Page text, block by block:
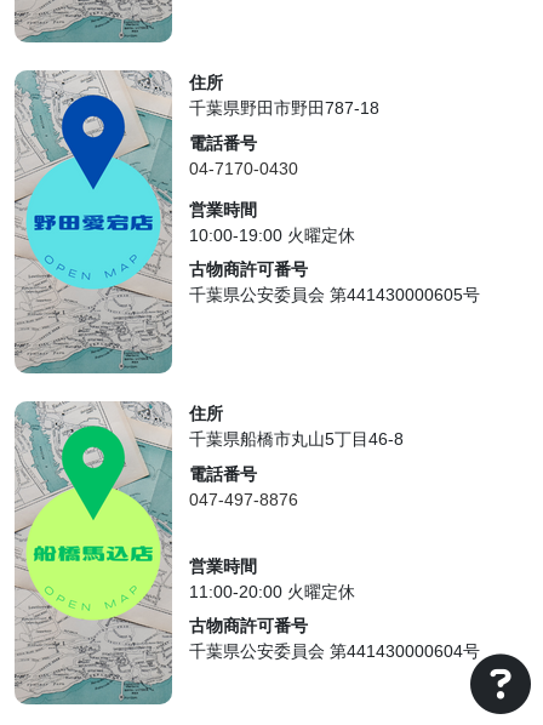
住所
千葉県野田市野田787-18
電話番号
04-7170-0430
営業時間
10:00-19:00 火曜定休
古物商許可番号
千葉県公安委員会 第441430000605号
住所
千葉県船橋市丸山5丁目46-8
電話番号
047-497-8876
営業時間
11:00-20:00 火曜定休
古物商許可番号
千葉県公安委員会 第441430000604号